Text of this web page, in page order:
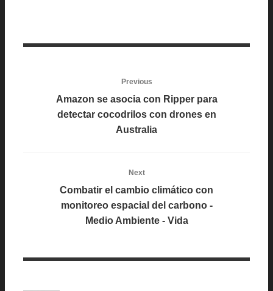
Previous
Amazon se asocia con Ripper para
detectar cocodrilos con drones en
Australia
Next
Combatir el cambio climático con
monitoreo espacial del carbono -
Medio Ambiente - Vida